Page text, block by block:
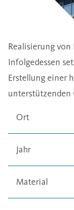
Realisierung
Infolgedessen
Erstellung einer
unterstützenden
Ort
Jahr
Material